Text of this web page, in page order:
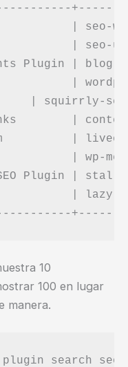
| seo-
|
Plugin |
|
|
Links        |
|
|
Plugin |
|
10
100 en lugar
manera.
plugin search